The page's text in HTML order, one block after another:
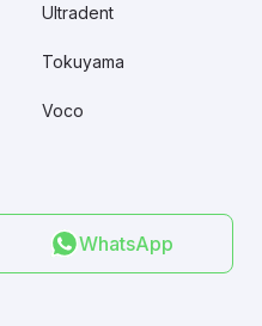
Ultradent
Tokuyama
Voco
WhatsApp